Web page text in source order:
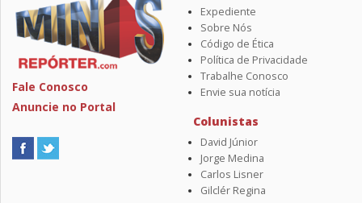
Fale Conosco
Anuncie no Portal
Expediente
Sobre Nós
Código de Ética
Política de Privacidade
Trabalhe Conosco
Envie sua notícia
Colunistas
David Júnior
Jorge Medina
Carlos Lisner
Gilclér Regina